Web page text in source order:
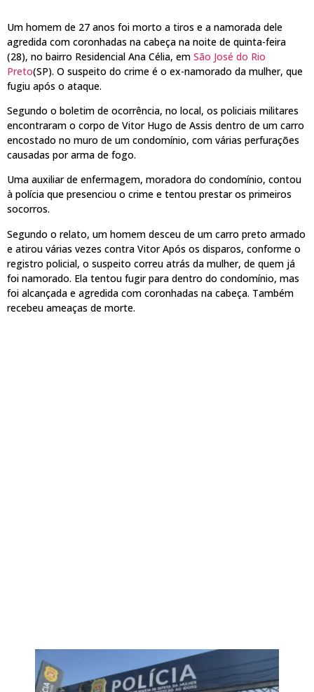
Um homem de 27 anos foi morto a tiros e a namorada dele
agredida com coronhadas na cabeça na noite de quinta-feira
(28), no bairro Residencial Ana Célia, em São José do Rio
Preto(SP). O suspeito do crime é o ex-namorado da mulher, que
fugiu após o ataque.
Segundo o boletim de ocorrência, no local, os policiais militares
encontraram o corpo de Vitor Hugo de Assis dentro de um carro
encostado no muro de um condomínio, com várias perfurações
causadas por arma de fogo.
Uma auxiliar de enfermagem, moradora do condomínio, contou
à polícia que presenciou o crime e tentou prestar os primeiros
socorros.
Segundo o relato, um homem desceu de um carro preto armado
e atirou várias vezes contra Vitor Após os disparos, conforme o
registro policial, o suspeito correu atrás da mulher, de quem já
foi namorado. Ela tentou fugir para dentro do condomínio, mas
foi alcançada e agredida com coronhadas na cabeça. Também
recebeu ameaças de morte.